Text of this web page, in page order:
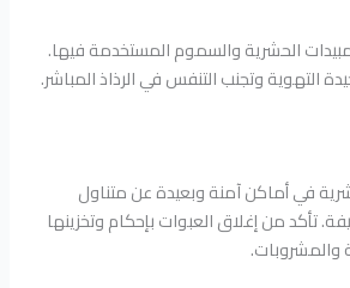
الحشرية والسموم المستخدمة فيها.
التهوية وتجنب التنفس في الرذاذ المباشر.
في أماكن آمنة وبعيدة عن متناول
تأكد من إغلاق العبوات بإحكام وتخزينها
والمشروبات.